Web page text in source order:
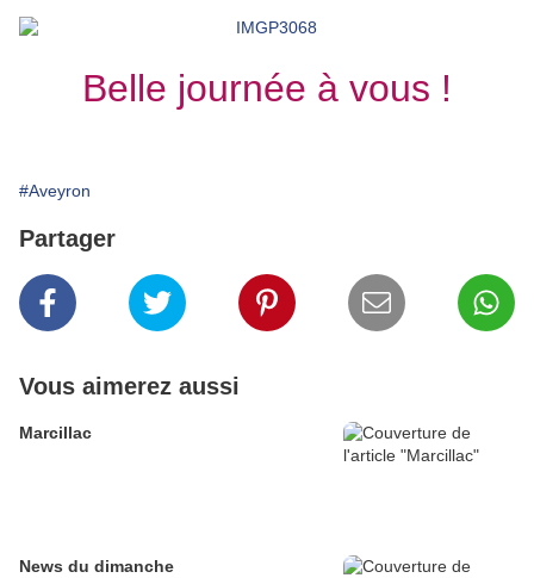
Belle journée à vous !
#Aveyron
Partager
Vous aimerez aussi
Marcillac
News du dimanche